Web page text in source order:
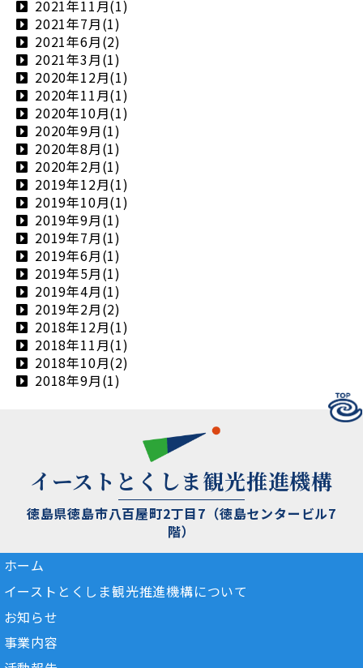
2021年11月(1)
2021年7月(1)
2021年6月(2)
2021年3月(1)
2020年12月(1)
2020年11月(1)
2020年10月(1)
2020年9月(1)
2020年8月(1)
2020年2月(1)
2019年12月(1)
2019年10月(1)
2019年9月(1)
2019年7月(1)
2019年6月(1)
2019年5月(1)
2019年4月(1)
2019年2月(2)
2018年12月(1)
2018年11月(1)
2018年10月(2)
2018年9月(1)
イーストとくしま観光推進機構
徳島県徳島市八百屋町2丁目7（徳島センタービル7
階）
ホーム
イーストとくしま観光推進機構について
お知らせ
事業内容